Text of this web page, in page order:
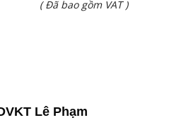
là:
Giá
( Đã bao gồm VAT )
Lê Phạm